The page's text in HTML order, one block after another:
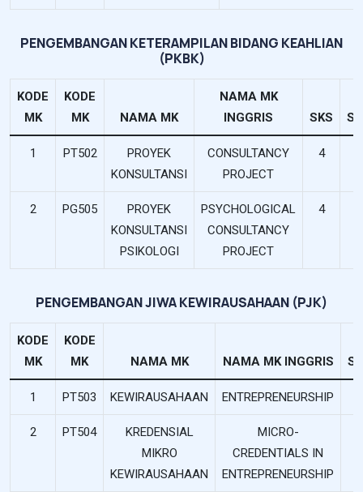
PENGEMBANGAN KETERAMPILAN BIDANG KEAHLIAN
(PKBK)
KODE
MK
KODE
MK
NAMA MK
NAMA MK
INGGRIS
SKS
1 PT502
PROYEK
KONSULTANSI
CONSULTANCY
PROJECT
4
2 PG505
PROYEK
KONSULTANSI
PSIKOLOGI
PSYCHOLOGICAL
CONSULTANCY
PROJECT
4
PENGEMBANGAN JIWA KEWIRAUSAHAAN (PJK)
KODE
MK
KODE
MK
NAMA MK NAMA MK INGGRIS
1 PT503 KEWIRAUSAHAAN ENTREPRENEURSHIP
2 PT504
KREDENSIAL
MIKRO
KEWIRAUSAHAAN
MICRO-
CREDENTIALS IN
ENTREPRENEURSHIP